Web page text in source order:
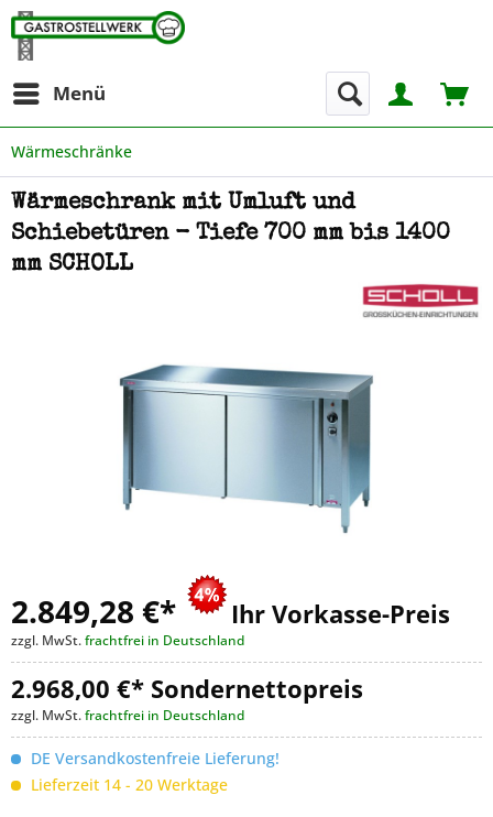
Menü
Wärmeschränke
Wärmeschrank mit Umluft und
Schiebetüren - Tiefe 700 mm bis 1400
mm SCHOLL
2.849,28 €* Ihr Vorkasse-Preis
zzgl. MwSt.frachtfrei in Deutschland
2.968,00 €* Sondernettopreis
zzgl. MwSt.frachtfrei in Deutschland
DE Versandkostenfreie Lieferung!
Lieferzeit 14 - 20 Werktage